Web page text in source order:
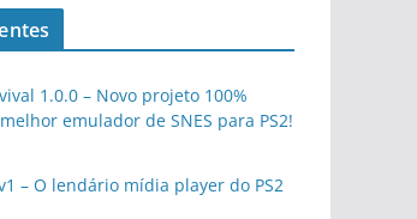
1.0.0 – Novo projeto 100%
emulador de SNES para PS2!
– O lendário mídia player do PS2